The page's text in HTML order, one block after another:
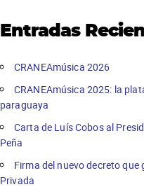
Entradas
CRANEAmúsica 2026
CRANEAmúsica 2025: la
paraguaya
Carta de Luís Cobos al
Peña
Firma del nuevo decreto
Privada